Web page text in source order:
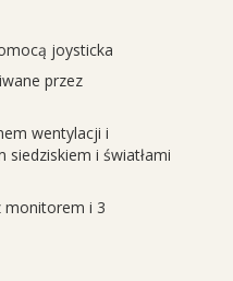
joysticka
przez
wentylacji i
i światłami
monitorem i 3